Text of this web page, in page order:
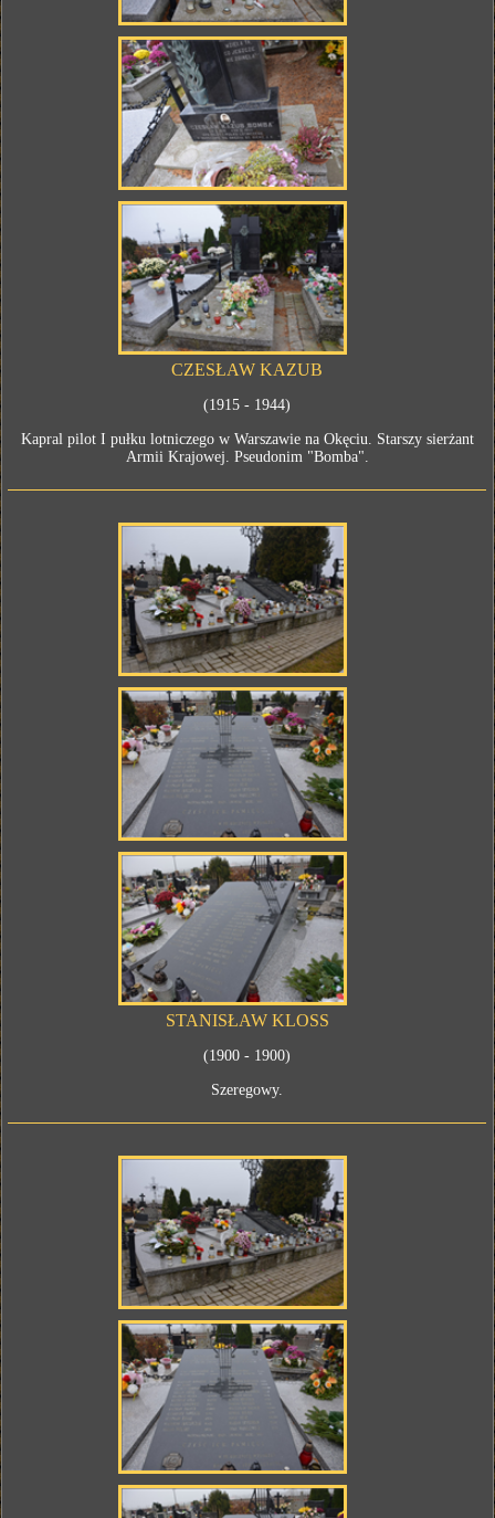
CZESŁAW KAZUB
(1915 - 1944)
Kapral pilot I pułku lotniczego w Warszawie na Okęciu. Starszy sierżant
Armii Krajowej. Pseudonim "Bomba".
STANISŁAW KLOSS
(1900 - 1900)
Szeregowy.